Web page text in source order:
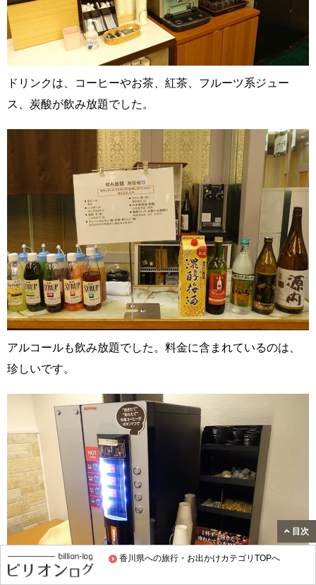
香川県への旅行・お出かけカテゴリTOPへ
ドリンクは、コーヒーやお茶、紅茶、フルーツ系ジュー
ス、炭酸が飲み放題でした。
アルコールも飲み放題でした。料金に含まれているのは、
珍しいです。
目次